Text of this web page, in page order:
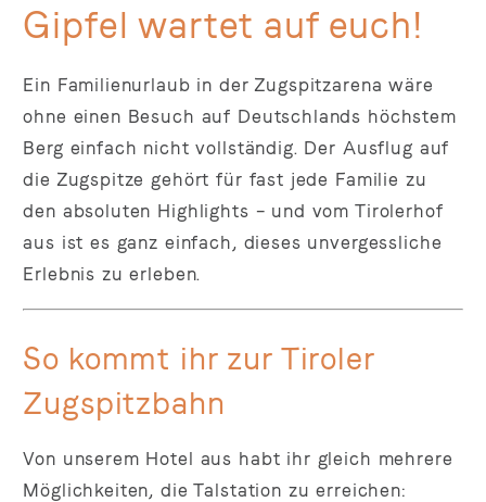
Gipfel wartet auf euch!
Ein Familienurlaub in der Zugspitzarena wäre
ohne einen Besuch auf Deutschlands höchstem
Berg einfach nicht vollständig. Der Ausflug auf
die Zugspitze gehört für fast jede Familie zu
den absoluten Highlights – und vom Tirolerhof
aus ist es ganz einfach, dieses unvergessliche
Erlebnis zu erleben.
So kommt ihr zur Tiroler
Zugspitzbahn
Von unserem Hotel aus habt ihr gleich mehrere
Möglichkeiten, die Talstation zu erreichen: